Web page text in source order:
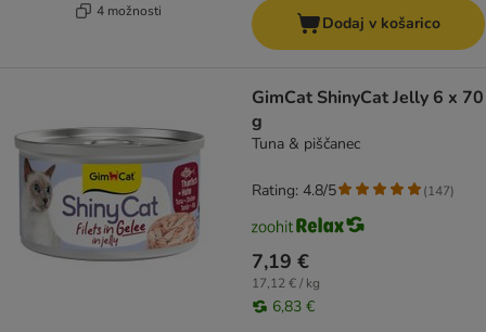
4 možnosti
Dodaj v košarico
GimCat ShinyCat Jelly 6 x 70
g
Tuna & piščanec
7,19 €
17,12 € / kg
6,83 €
Rating: 4.8/5 (147)